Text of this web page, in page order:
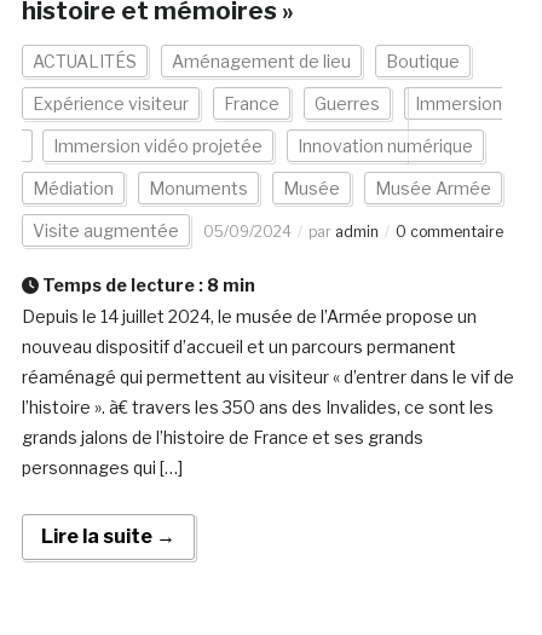
histoire et mémoires »
ACTUALITÉS Aménagement de lieu Boutique
Expérience visiteur France Guerres Immersion
Immersion vidéo projetée Innovation numérique
Médiation Monuments Musée Musée Armée
Visite augmentée 05/09/2024 par admin 0 commentaire
Temps de lecture : 8 min
Depuis le 14 juillet 2024, le musée de l’Armée propose un
nouveau dispositif d’accueil et un parcours permanent
réaménagé qui permettent au visiteur « d’entrer dans le vif de
l’histoire ». à€ travers les 350 ans des Invalides, ce sont les
grands jalons de l’histoire de France et ses grands
personnages qui […]
Lire la suite →